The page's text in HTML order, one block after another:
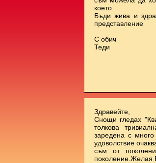
което.
Бъди жива и
представление
С обич
Теди
Здравейте,
Снощи гледах
толкова
заредена с
удоволствие
съм от
поколение.Желая